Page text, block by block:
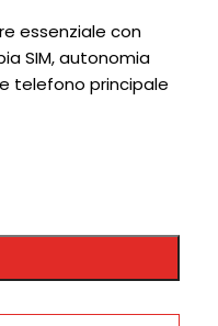
essenziale con
SIM, autonomia
telefono principale